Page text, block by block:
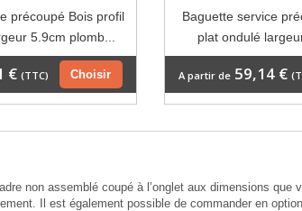
précoupé Bois profil
5.9cm plomb...
Choisir
€ (TTC)
Baguette service
plat ondulé
A partir de59,14 €
non assemblé coupé à l’onglet aux dimensions que
Il est également possible de commander en